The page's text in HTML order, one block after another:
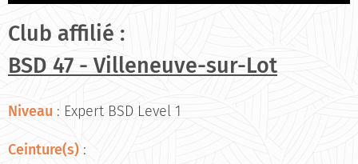
Club affilié :
BSD 47 - Villeneuve-sur-Lot
Niveau : Expert BSD Level 1
Ceinture(s) :